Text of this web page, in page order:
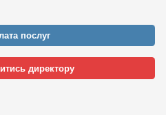
послуг
директору